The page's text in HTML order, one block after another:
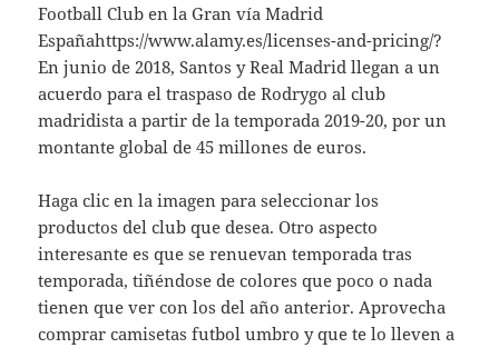
Football Club en la Gran vía Madrid
Españahttps://www.alamy.es/licenses-and-pricing/?
En junio de 2018, Santos y Real Madrid llegan a un
acuerdo para el traspaso de Rodrygo al club
madridista a partir de la temporada 2019-20, por un
montante global de 45 millones de euros.
Haga clic en la imagen para seleccionar los
productos del club que desea. Otro aspecto
interesante es que se renuevan temporada tras
temporada, tiñéndose de colores que poco o nada
tienen que ver con los del año anterior. Aprovecha
comprar camisetas futbol umbro y que te lo lleven a